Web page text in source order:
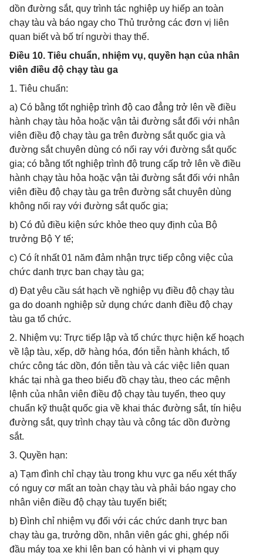
dồn đường sắt, quy trình tác nghiệp uy hiếp an toàn
chạy tàu và báo ngay cho Thủ trưởng các đơn vị liên
quan biết và bố trí người thay thế.
Điều 10. Tiêu chuẩn, nhiệm vụ, quyền hạn của nhân
viên điều độ chạy tàu ga
1. Tiêu chuẩn:
a) Có bằng tốt nghiệp trình độ cao đẳng trở lên về điều
hành chạy tàu hỏa hoặc vận tải đường sắt đối với nhân
viên điều độ chạy tàu ga trên đường sắt quốc gia và
đường sắt chuyên dùng có nối ray với đường sắt quốc
gia; có bằng tốt nghiệp trình độ trung cấp trở lên về điều
hành chạy tàu hỏa hoặc vận tải đường sắt đối với nhân
viên điều độ chạy tàu ga trên đường sắt chuyên dùng
không nối ray với đường sắt quốc gia;
b) Có đủ điều kiện sức khỏe theo quy định của Bộ
trưởng Bộ Y tế;
c) Có ít nhất 01 năm đảm nhận trực tiếp công việc của
chức danh trực ban chạy tàu ga;
d) Đạt yêu cầu sát hạch về nghiệp vụ điều độ chạy tàu
ga do doanh nghiệp sử dụng chức danh điều độ chạy
tàu ga tổ chức.
2. Nhiệm vụ: Trực tiếp lập và tổ chức thực hiện kế hoạch
về lập tàu, xếp, dỡ hàng hóa, đón tiễn hành khách, tổ
chức công tác dồn, đón tiễn tàu và các việc liên quan
khác tại nhà ga theo biểu đồ chạy tàu, theo các mệnh
lệnh của nhân viên điều độ chạy tàu tuyến, theo quy
chuẩn kỹ thuật quốc gia về khai thác đường sắt, tín hiệu
đường sắt, quy trình chạy tàu và công tác dồn đường
sắt.
3. Quyền hạn:
a) Tạm đình chỉ chạy tàu trong khu vực ga nếu xét thấy
có nguy cơ mất an toàn chạy tàu và phải báo ngay cho
nhân viên điều độ chạy tàu tuyến biết;
b) Đình chỉ nhiệm vụ đối với các chức danh trực ban
chạy tàu ga, trưởng dồn, nhân viên gác ghi, ghép nối
đầu máy toa xe khi lên ban có hành vi vi phạm quy